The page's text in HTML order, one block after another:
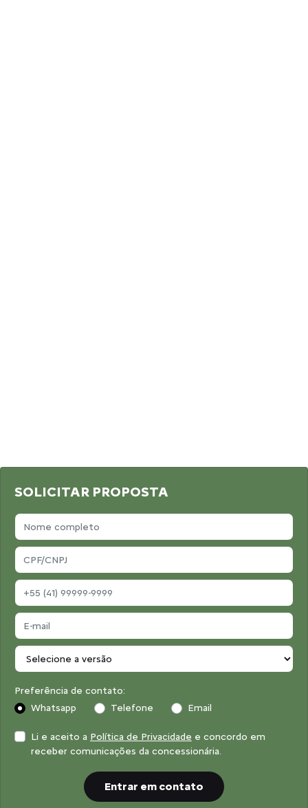
SOLICITAR PROPOSTA
Preferência de contato:
Whatsapp
Telefone Email
Li e aceito a Política de Privacidade e concordo em
receber comunicações da concessionária.
Entrar em contato